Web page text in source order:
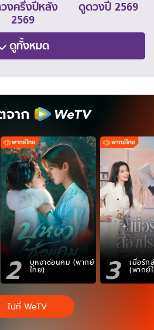
งครึ่งปีหลัง
2569
ดูดวงปี 2569
ดูทั้งหมด
จาก
2 บุหงาซ่อนคม (พากย์
ไทย) 3 เมื่อรัก
(พากย์
ไปที่ WeTV